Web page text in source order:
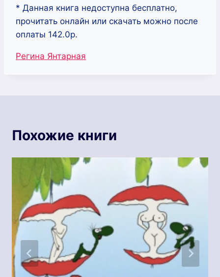
* Данная книга недоступна бесплатно,
прочитать онлайн или скачать можно после
оплаты 142.0р.
Метки
Регина Янтарная
Похожие книги